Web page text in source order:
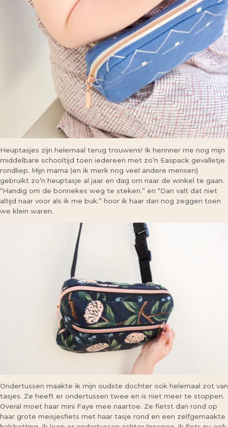
Heuptasjes zijn helemaal terug trouwens! Ik herinner me nog mijn
middelbare schooltijd toen iedereen met zo’n Easpack gevalletje
rondliep. Mijn mama (en ik merk nog veel andere mensen)
gebruikt zo’n heuptasje al jaar en dag om naar de winkel te gaan.
“Handig om de bonnekes weg te steken.” en “Dan valt dat niet
altijd naar voor als ik me buk.” hoor ik haar dan nog zeggen toen
we klein waren.
Ondertussen maakte ik mijn oudste dochter ook helemaal zot van
tasjes. Ze heeft er ondertussen twee en is niet meer te stoppen.
Overal moet haar mini Faye mee naartoe. Ze fietst dan rond op
haar grote meisjesfiets met haar tasje rond en een zelfgemaakte